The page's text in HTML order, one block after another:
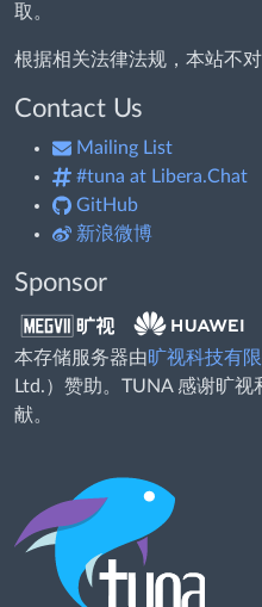
取。
根据相关法律法规，本站不
Contact Us
Mailing List
#tuna at Libera.Chat
GitHub
新浪微博
Sponsor
本存储服务器由旷视科技有限
Ltd.）赞助。TUNA 感谢旷
献。